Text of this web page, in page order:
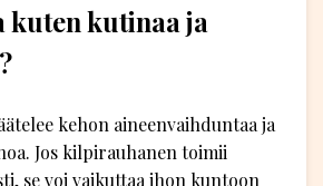
kuten kutinaa ja
kehon aineenvaihduntaa ja
Jos kilpirauhanen toimii
se voi vaikuttaa ihon kuntoon